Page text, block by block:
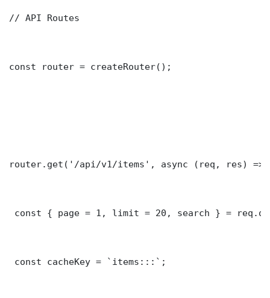
// API Routes
const router = createRouter();
router.get('/api/v1/items', async (req, res) =>
const { page = 1, limit = 20, search } =
const cacheKey = `items:::`;